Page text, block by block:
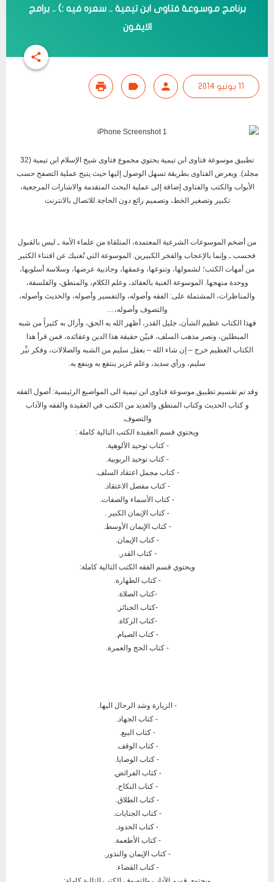
برنامج موسوعة فتاوى ابن تيمية .. سعره فيه :) .. برامج
الايفون
تطبيق موسوعة فتاوى ابن تيمية يحتوي مجموع فتاوى شيخ الإسلام ابن تيمية (32
مجلد). ويعرض الفتاوى بطريقة تسهل الوصول إليها حيث يتيح عملية التصفح حسب
الأبواب والكتب والفتاوى إضافة إلى عملية البحث المتقدمة والاشارات المرجعية،
تكبير وتصغير الخط، وتصميم رائع دون الحاجة للاتصال بالانترنت
من أضخم الموسوعات الشرعية المعتمدة، المتلقاة من علماء الأمة ـ ليس بالقبول
فحسب ـ وإنما بالإعجاب والفخر الكبيرين. الموسوعة التي تُغنيك عن اقتناء الكثير
من أمهات الكتب؛ لشمولها، وتنوعها، وعمقها، وجاذبية عرضها، وسلاسة أسلوبها،
ووحدة منهجها. الموسوعة الغنية بالعقائد، وعلم الكلام، والمنطق، والفلسفة،
والمناظرات، المشتملة على: الفقه وأصوله، والتفسير وأصوله، والحديث وأصوله،
والتصوف وأصوله،…
فهذا الكتاب عظيم الشأن، جليل القدر، أظهر الله به الحق، وأزال به كثيراً من شبه
المبطلين، ونصر مذهب السلف، فبيّن حقيقة هذا الدين وعقائده، فمن قرأ هذا
الكتاب العظيم خرج – إن شاء الله – بعقل سليم من الشبه والضلالات، وفكر نيِّر
سليم، ورأي سديد، وعلم غزير ينتفع به وينفع به.
وقد تم تقسيم تطبيق موسوعة فتاوى ابن تيمية الى المواضيع الرئيسية: أصول الفقه
و كتاب الحديث وكتاب المنطق والعديد من الكتب في العقيدة والفقه والآداب
والتصوف.
ويحتوي قسم العقيدة الكتب التالية كاملة :
- كتاب توحيد الألوهية.
- كتاب توحيد الربوبية.
- كتاب مجمل اعتقاد السلف.
- كتاب مفصل الاعتقاد.
- كتاب الأسماء والصفات.
- كتاب الإيمان الكبير .
- كتاب الإيمان الأوسط.
- كتاب الإيمان.
- كتاب القدر.
ويحتوي قسم الفقه الكتب التالية كاملة:
- كتاب الطهارة.
-كتاب الصلاة.
-كتاب الجنائز.
-كتاب الزكاة.
- كتاب الصيام.
- كتاب الحج والعمرة.
- الزيارة وشد الرحال اليها.
- كتاب الجهاد.
- كتاب البيع.
- كتاب الوقف.
- كتاب الوصايا.
- كتاب الفرائض.
- كتاب النكاح.
- كتاب الطلاق.
- كتاب الجنايات.
- كتاب الحدود.
- كتاب الأطعمة.
- كتاب الإيمان والنذور.
- كتاب القضاء.